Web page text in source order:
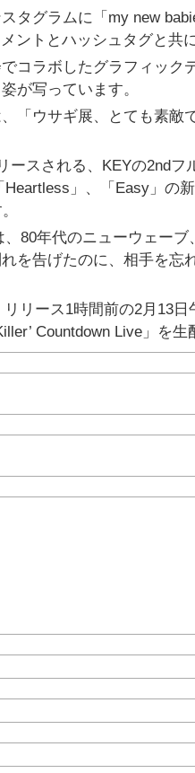
タグラムに「my new
ントとハッシュタグと共
コラボしたグラフィック
が写っています。
「ウサギ展、とても素
ースされる、KEYの2nd
」、「Easy」の
80年代のニューウェー
を告げたのに、相手を
リース1時間前の2月13
Countdown Live」を生